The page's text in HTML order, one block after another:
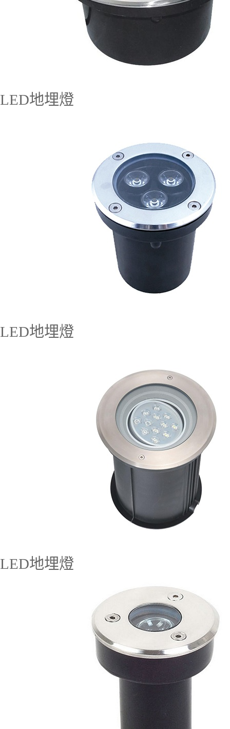
LED地埋燈
LED地埋燈
LED地埋燈